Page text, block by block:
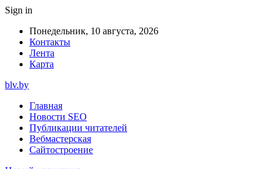
Sign in
Понедельник, 10 августа, 2026
Контакты
Лента
Карта
blv.by
Главная
Новости SEO
Публикации читателей
Вебмастерская
Сайтостроение